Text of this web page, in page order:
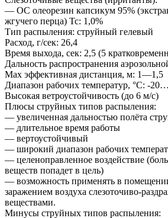
— OC олеорезин капсикум 95%
жгучего перца) Tc: 1,0%
Тип распыления: струйный гелевый
Расход, г/сек: 26,4
Время выхода, сек: 2,5 (5
Дальность распространения
Мах эффективная дистанция, м: 1—1,5
Диапазон рабочих температур, °С: -
Высокая ветроустойчивость (до 6 м/с)
Плюсы струйных типов распыления:
— увеличенная дальностью полёта
— длительное время работы
— вертоустойчивый
— широкий диапазон рабочих
— целеноправленное воздействие
веществ попадет в цель)
— возможность применять в
заражением воздуха слезоточиво-
веществами.
Минусы струйных типов распыления: